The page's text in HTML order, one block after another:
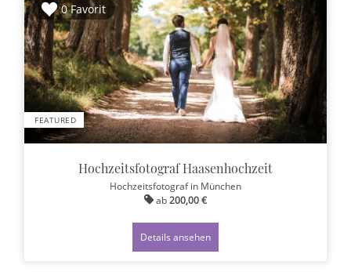
0 Favorit
FEATURED
Hochzeitsfotograf Haasenhochzeit
Hochzeitsfotografin München
ab200,00 €
Details ansehen